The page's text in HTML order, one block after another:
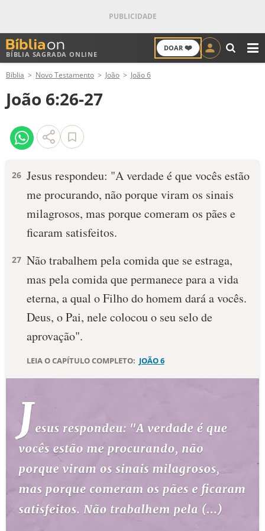
BÍBLIA SAGRADA ONLINE
DOAR ❤️
ANTIGO TESTAMENTO
NOVO TESTAMENTO
VERSÍCULOS
PALAVRA DO DIA
SALMO DO DIA
DEVOCIONAL DIÁRIO
10 MANDAMENTOS
ESTUDOS BÍBLICOS
TEMAS
PERGUNTE À BÍBLIA
TERMO BÍBLICO
QUEM SOMOS
LOJA BÍBLIAON
Bíblia Novo Testamento João João 6
João 6:26-27
26 Jesus respondeu: "A verdade é que vocês estão
me procurando, não porque viram os sinais
milagrosos, mas porque comeram os pães e
ficaram satisfeitos.
27 Não trabalhem pela comida que se estraga,
mas pela comida que permanece para a vida
eterna, a qual o Filho do homem dará a vocês.
Deus, o Pai, nele colocou o seu selo de
aprovação".
LEIA O CAPÍTULO COMPLETO: JOÃO 6